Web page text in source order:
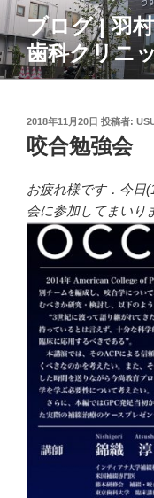
コ
ン
テ
ン
ブログ | 羽
歯科クリニ
投
稿
日:
2018年11月20日 投稿者:
咬合勉強会
お疲れ様です．今日
会に参加してまいり